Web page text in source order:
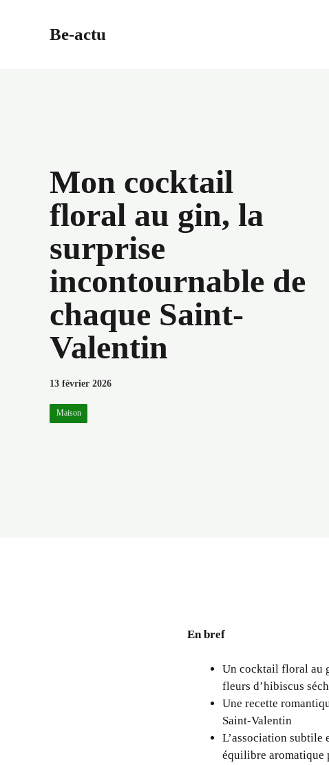
Be-actu
Mon cocktail
floral au gin, la
surprise
incontournable de
chaque Saint-
Valentin
13 février 2026
Maison
En bref
Un cocktail floral au
fleurs d’hibiscus
Une recette
Saint-Valentin
L’association subtile
équilibre aromatique